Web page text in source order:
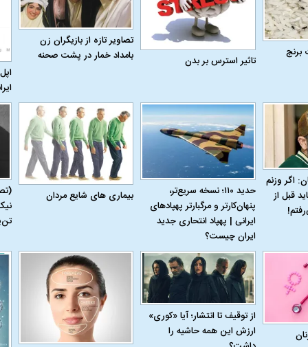
برنج
تاثیر استرس بر بدن
تصاویر تازه از بازیگران زن
بامداد خمار در پشت صحنه
اگر وزنم
قبل از
حدید ۱۱۰؛ نسخه سریع‌تر،
پنهان‌کارتر و مرگبارتر پهپادهای
ایرانی | پهپاد انتحاری جدید
ایران چیست؟
بیماری‌ های شایع مردان
از توقیف تا انتشار؛ آیا «کوری»
ارزش این همه حاشیه را
منتفی شد؛
تیم جدید
ابهام بزرگ درباره قرارداد یاسر آسانی؛
اولین چالش حقوقی استقلال
پرسپولیس در
پیش از شروع